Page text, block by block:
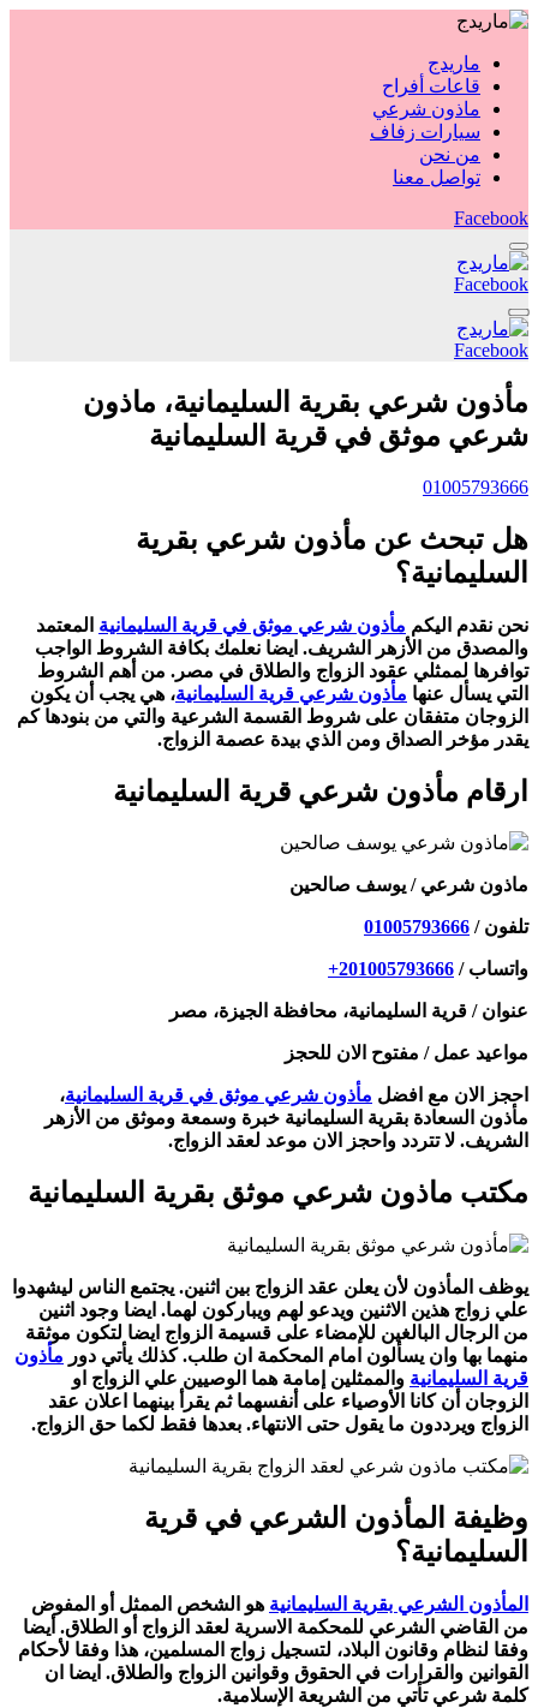
ماريدج
قاعات أفراح
ماذون شرعي
سيارات زفاف
من نحن
تواصل معنا
Facebook
Facebook
Facebook
مأذون شرعي بقرية السليمانية، ماذون
شرعي موثق في قرية السليمانية
01005793666
هل تبحث عن مأذون شرعي بقرية
السليمانية؟
نحن نقدم اليكم مأذون شرعي موثق في قرية السليمانية المعتمد
والمصدق من الأزهر الشريف. ايضا نعلمك بكافة الشروط الواجب
توافرها لممثلي عقود الزواج والطلاق في مصر. من أهم الشروط
التي يسأل عنها مأذون شرعي قرية السليمانية، هي يجب أن يكون
الزوجان متفقان على شروط القسمة الشرعية والتي من بنودها كم
يقدر مؤخر الصداق ومن الذي بيدة عصمة الزواج.
ارقام مأذون شرعي قرية السليمانية
ماذون شرعي / يوسف صالحين
تلفون / ⁦ 01005793666
واتساب / ⁦ +201005793666
عنوان / قرية السليمانية، محافظة الجيزة، مصر
مواعيد عمل / مفتوح الان للحجز
احجز الان مع افضل مأذون شرعي موثق في قرية السليمانية،
مأذون السعادة بقرية السليمانية خبرة وسمعة وموثق من الأزهر
الشريف. لا تتردد واحجز الان موعد لعقد الزواج.
مكتب ماذون شرعي موثق بقرية السليمانية
يوظف المأذون لأن يعلن عقد الزواج بين اثنين. يجتمع الناس ليشهدوا
علي زواج هذين الاثنين ويدعو لهم ويباركون لهما. ايضا وجود اثنين
من الرجال البالغين للإمضاء على قسيمة الزواج ايضا لتكون موثقة
منهما بها وان يسألون امام المحكمة ان طلب. كذلك يأتي دور مأذون
قرية السليمانية والممثلين إمامة هما الوصيين علي الزواج او
الزوجان أن كانا الأوصياء على أنفسهما ثم يقرأ بينهما اعلان عقد
الزواج ويرددون ما يقول حتى الانتهاء. بعدها فقط لكما حق الزواج.
وظيفة المأذون الشرعي في قرية
السليمانية؟
المأذون الشرعي بقرية السليمانية هو الشخص الممثل أو المفوض
من القاضي الشرعي للمحكمة الاسرية لعقد الزواج أو الطلاق. أيضا
وفقا لنظام وقانون البلاد، لتسجيل زواج المسلمين، هذا وفقا لأحكام
القوانين والقرارات في الحقوق وقوانين الزواج والطلاق. ايضا ان
كلمة شرعي تأتي من الشريعة الإسلامية.